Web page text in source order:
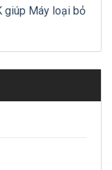
giúp Máy loại bỏ